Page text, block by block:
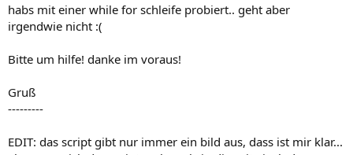
habs mit einer while for schleife probiert.. geht aber
irgendwie nicht :(
Bitte um hilfe! danke im voraus!
Gruß
---------
EDIT: das script gibt nur immer ein bild aus, dass ist mir klar...